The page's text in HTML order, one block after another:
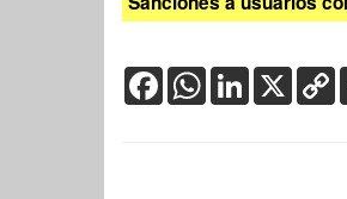
FacebookWhatsApp
LinkedIn
X